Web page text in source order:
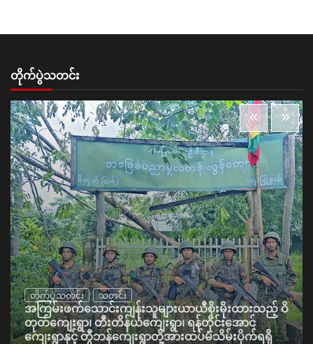
တိုက်ပွဲသတင်း
တိုက်ပွဲသတင်း သတင်း
အကြမ်းဖက်သောင်းကျန်းသူများယာယီစိုးမိုးထားသည့် ဝိ
တုတ်ကျေးရွာ၊ တီးတိန်ယံကျေးရွာ၊ ရန်တိုင်းအောင်
ကျေးရွာနှင့် တွီဘန်ကျေးရွာတို့အားထပ်မံသိမ်းပိုက်ရရှိ